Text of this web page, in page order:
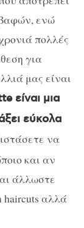
ενώ
πολλές
για
μας είναι
είναι μια
εύκολα
να
και αν
άλλωστε
haircuts αλλά